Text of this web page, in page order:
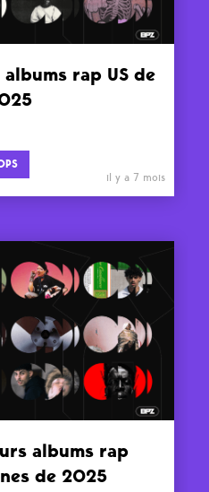
rap US de
il y a 7 mois
albums rap
de 2025